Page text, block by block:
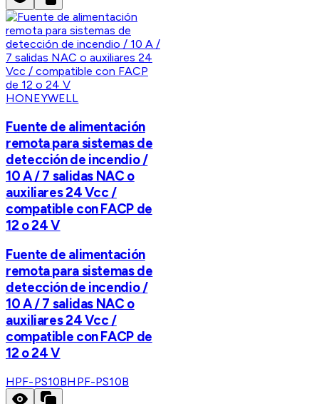
HONEYWELL
Fuente de alimentación
remota para sistemas de
detección de incendio /
10 A / 7 salidas NAC o
auxiliares 24 Vcc /
compatible con FACP de
12 o 24 V
Fuente de alimentación
remota para sistemas de
detección de incendio /
10 A / 7 salidas NAC o
auxiliares 24 Vcc /
compatible con FACP de
12 o 24 V
HPF-PS10BHPF-PS10B